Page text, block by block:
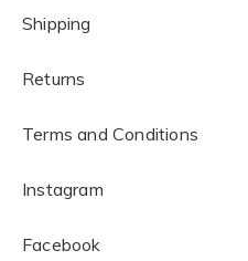
Shipping
Returns
Terms and Conditions
Instagram
Facebook